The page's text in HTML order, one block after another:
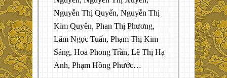
Nguyễn Thị Quyến, Nguyễn Thị
Kim Quyên, Phan Thị Phương,
Lâm Ngọc Tuấn, Phạm Thị Kim
Sáng, Hoa Phong Trần, Lê Thị Hạ
Anh, Phạm Hồng Phước…